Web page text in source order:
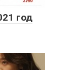
год